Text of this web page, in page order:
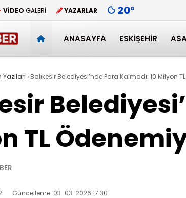
VİDEO GALERİ YAZARLAR 20°
ANASAYFA ESKIŞEHIR
Yazıları › Balıkesir Belediyesi’nde Para Kalmadı: 10 Milyon
TL
Güncelleme: 03-03-2026 17:30